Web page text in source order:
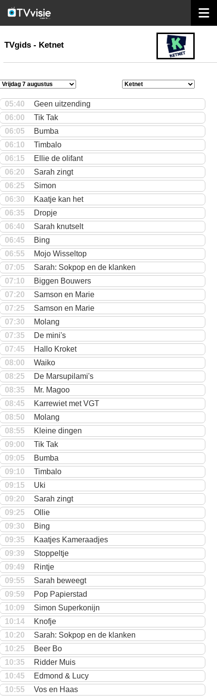
TVgids
TVgids - Ketnet
05:40
Geen uitzending
06:00
Tik Tak
06:05
Bumba
06:10
Timbalo
06:15
Ellie de olifant
06:20
Sarah zingt
06:25
Simon
06:30
Kaatje kan het
06:35
Dropje
06:40
Sarah knutselt
06:45
Bing
06:55
Mojo Wisseltop
07:05
Sarah: Sokpop en de klanken
07:10
Biggen Bouwers
07:20
Samson en Marie
07:25
Samson en Marie
07:30
Molang
07:35
De mini's
07:45
Hallo Kroket
08:00
Waiko
08:25
De Marsupilami's
08:35
Mr. Magoo
08:45
Karrewiet met VGT
08:50
Molang
08:55
Kleine dingen
09:00
Tik Tak
09:05
Bumba
09:10
Timbalo
09:15
Uki
09:20
Sarah zingt
09:25
Ollie
09:30
Bing
09:35
Kaatjes Kameraadjes
09:39
Stoppeltje
09:49
Rintje
09:55
Sarah beweegt
09:59
Pop Papierstad
10:09
Simon Superkonijn
10:14
Knofje
10:20
Sarah: Sokpop en de klanken
10:25
Beer Bo
10:35
Ridder Muis
10:45
Edmond & Lucy
10:55
Vos en Haas